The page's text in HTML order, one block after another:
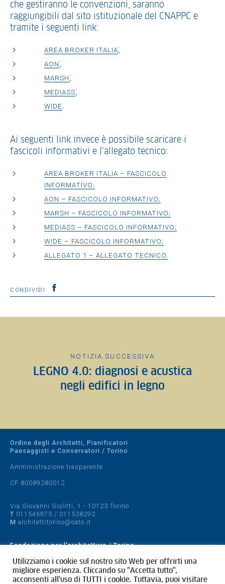
che gestiranno le convenzioni, saranno
raggiungibili dal sito istituzionale del CNAPPC e
tramite i seguenti link:
AREA BROKER ITALIA;
AON;
MARSH;
MEDIASS;
WIDE.
Ai seguenti link invece è possibile scaricare i
fascicoli informativi e l’allegato tecnico:
AREA BROKER ITALIA – FASCICOLO
INFORMATIVO;
AON – FASCICOLO INFORMATIVO;
MARSH – FASCICOLO INFORMATIVO;
MEDIASS – FASCICOLO INFORMATIVO;
WIDE – FASCICOLO INFORMATIVO;
ALLEGATO 1 – ALLEGATO TECNICO.
CONDIVIDI
NOTIZIA SUCCESSIVA
LEGNO 4.0: diagnosi e acustica
negli edifici in legno
Ordine degli Architetti, Pianificatori
Paesaggisti e Conservatori / Torino
Amministrazione trasparente
CF 80089280012
Via Giovanni Giolitti, 1 - 10123 Torino
T 011546975 / 011538292
M architettitorino@oato.it
Fondazione per l'architettura / Torino
Designed by quattrolinee.it
Utilizziamo i cookie sul nostro sito Web per offrirti una
migliore esperienza. Cliccando su "Accetta tutto",
acconsenti all'uso di TUTTI i cookie. Tuttavia, puoi visitare